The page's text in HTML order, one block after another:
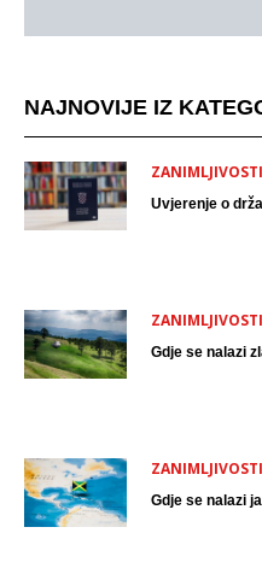
NAJNOVIJE IZ
ZANIMLJIVOSTI
Uvjerenje o
ZANIMLJIVOSTI
Gdje se nalazi
ZANIMLJIVOSTI
Gdje se nalazi